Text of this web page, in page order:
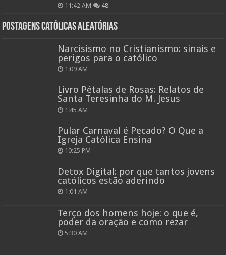
11:42 AM 48
Postagens católicas aleatórias
Narcisismo no Cristianismo: sinais e
perigos para o católico
1:09 AM
Livro Pétalas de Rosas: Relatos de
Santa Teresinha do M. Jesus
1:45 AM
Pular Carnaval é Pecado? O Que a
Igreja Católica Ensina
10:25 PM
Detox Digital: por que tantos jovens
católicos estão aderindo
1:01 AM
Terço dos homens hoje: o que é,
poder da oração e como rezar
5:30 AM